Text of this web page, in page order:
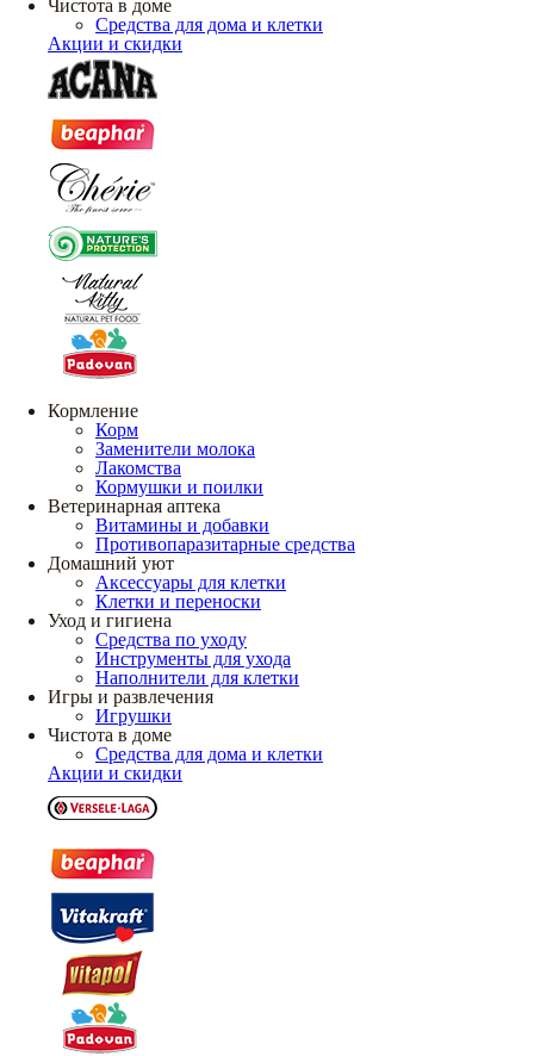
Чистота в доме
Средства для дома и клетки
Акции и скидки
Кормление
Корм
Заменители молока
Лакомства
Кормушки и поилки
Ветеринарная аптека
Витамины и добавки
Противопаразитарные средства
Домашний уют
Аксессуары для клетки
Клетки и переноски
Уход и гигиена
Средства по уходу
Инструменты для ухода
Наполнители для клетки
Игры и развлечения
Игрушки
Чистота в доме
Средства для дома и клетки
Акции и скидки